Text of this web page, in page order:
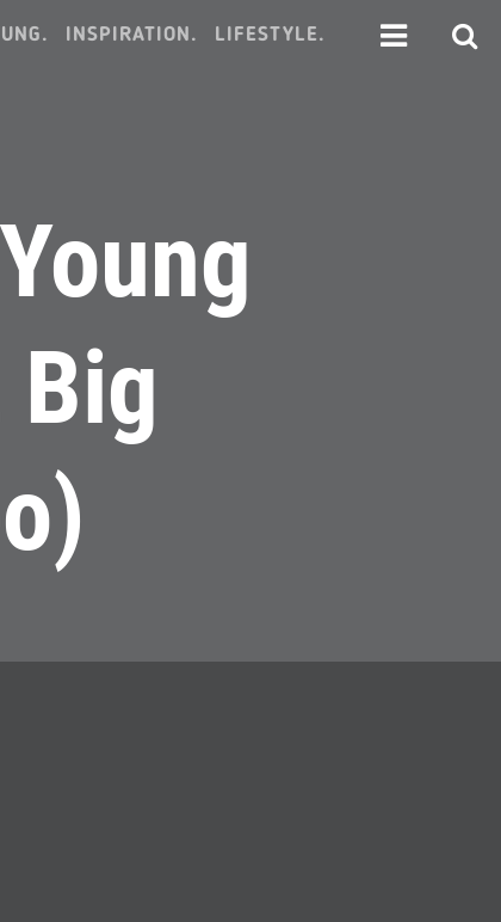
INSPIRATION. LIFESTYLE.